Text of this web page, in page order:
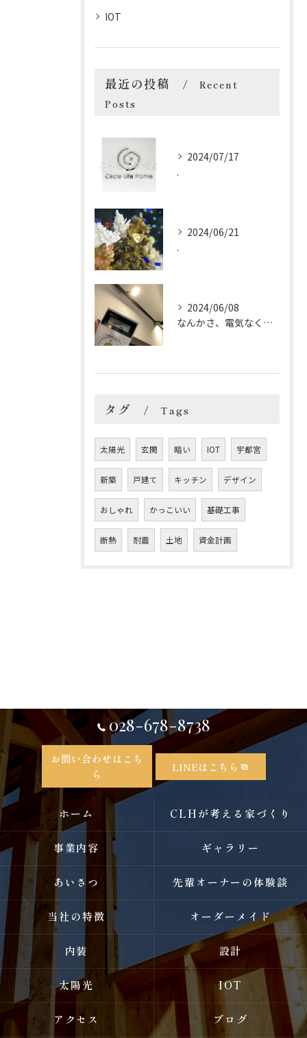
IOT
最近の投稿
Recent
Posts
2024/07/17
.
2024/06/21
.
2024/06/08
なんかさ、電気なくなったら
タグ Tags
太陽光 玄関 暗い IOT 宇都宮
新築 戸建て キッチン デザイン
おしゃれ かっこいい 基礎工事
断熱 耐震 土地 資金計画
028-678-8738
お問い合わせはこち
ら
LINEはこちら
ホーム CLHが考える家づくり
事業内容 ギャラリー
あいさつ 先輩オーナーの体験談
当社の特徴 オーダーメイド
内装 設計
太陽光 IOT
アクセス ブログ